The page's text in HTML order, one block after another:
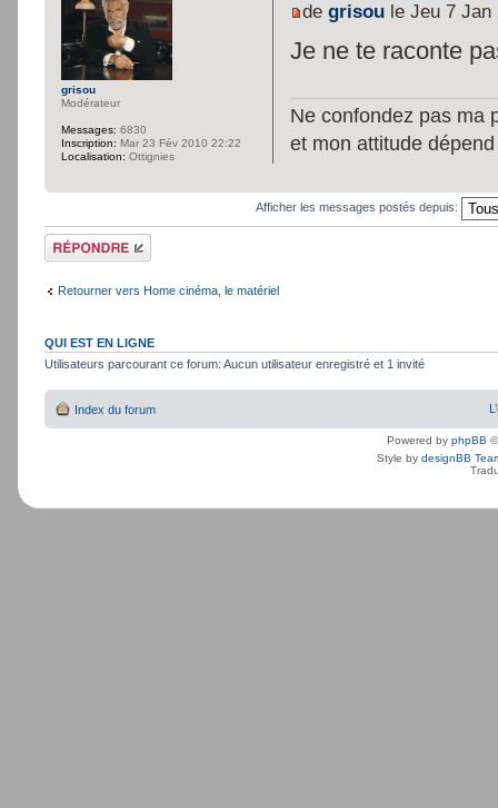
degrisou le Jeu 7 Jan
Je ne te raconte
Ne confondez pas ma
et mon attitude
grisou
Modérateur
Messages: 6830
Inscription: Mar 23 Fév 2010 22:22
Localisation: Ottignies
Afficher les messages postés depuis:
Répondre
Retourner vers Home cinéma, le matériel
QUI EST EN LIGNE
Utilisateurs parcourant ce forum: Aucun utilisateur enregistré et 1 invité
Index du forum
Powered by phpBB
Style by designBB